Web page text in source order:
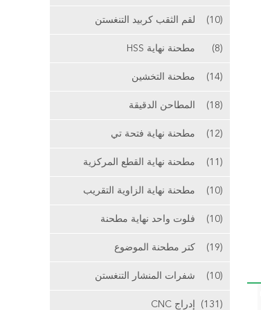
لقم الثقب كربيد التنغستن (10)
مطحنة نهاية HSS (8)
مطحنة التخشين (14)
المطاحن الدقيقة (18)
مطحنة نهاية فتحة تي (12)
مطحنة نهاية القطع المركزية (11)
مطحنة نهاية الزاوية التقريب (10)
فلوت واحد نهاية مطحنة (10)
كتر مطحنة الموضوع (19)
شفرات المنشار التنغستن (10)
إدراج CNC (131)